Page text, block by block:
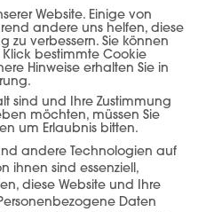
Website. Einige von
andere uns helfen, diese
zu verbessern. Sie können
bestimmte Cookie
Hinweise erhalten Sie in
sind und Ihre Zustimmung
möchten, müssen Sie
um Erlaubnis bitten.
andere Technologien auf
ihnen sind essenziell,
diese Website und Ihre
Daten